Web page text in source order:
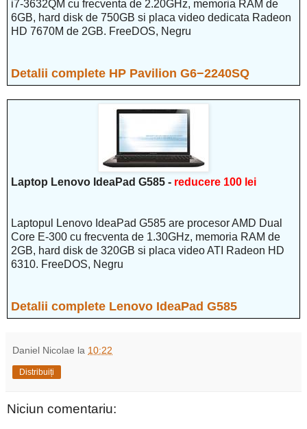
i7-3632QM cu frecventa de 2.20GHz, memoria RAM de
6GB, hard disk de 750GB si placa video dedicata Radeon
HD 7670M de 2GB. FreeDOS, Negru
Detalii complete HP Pavilion G6−2240SQ
Laptop Lenovo IdeaPad G585 - reducere 100 lei
Laptopul Lenovo IdeaPad G585 are procesor AMD Dual
Core E-300 cu frecventa de 1.30GHz, memoria RAM de
2GB, hard disk de 320GB si placa video ATI Radeon HD
6310. FreeDOS, Negru
Detalii complete Lenovo IdeaPad G585
Daniel Nicolae la 10:22
Distribuiți
Niciun comentariu: